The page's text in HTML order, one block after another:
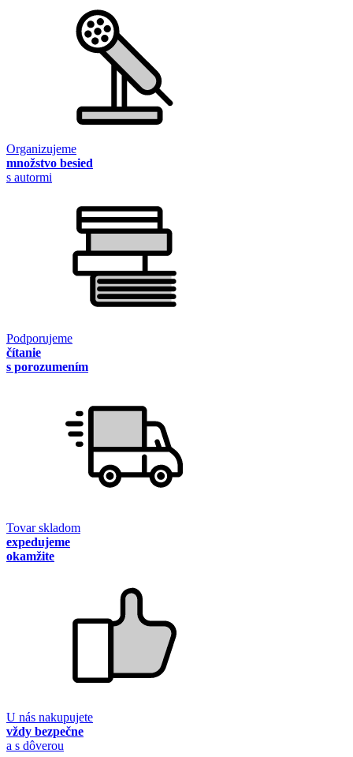
Organizujeme
množstvo besied
s autormi
Podporujeme
čítanie
s porozumením
Tovar skladom
expedujeme
okamžite
U nás nakupujete
vždy bezpečne
a s dôverou